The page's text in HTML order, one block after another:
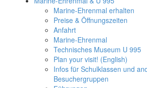
Marine-Ehrenmal erhalten
Preise & Öffnungszeiten
Anfahrt
Marine-Ehrenmal
Technisches Museum U 995
Plan your visit! (English)
Infos für Schulklassen und
Besuchergruppen